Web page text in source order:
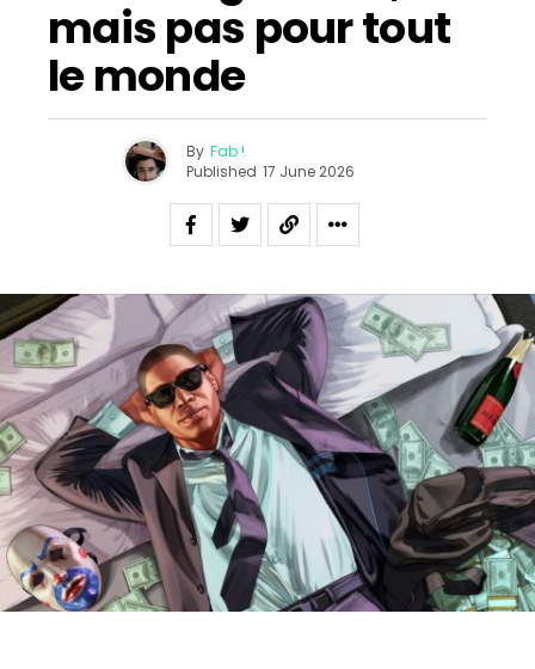
mais pas pour tout
le monde
By Fab !
Published 17 June 2026